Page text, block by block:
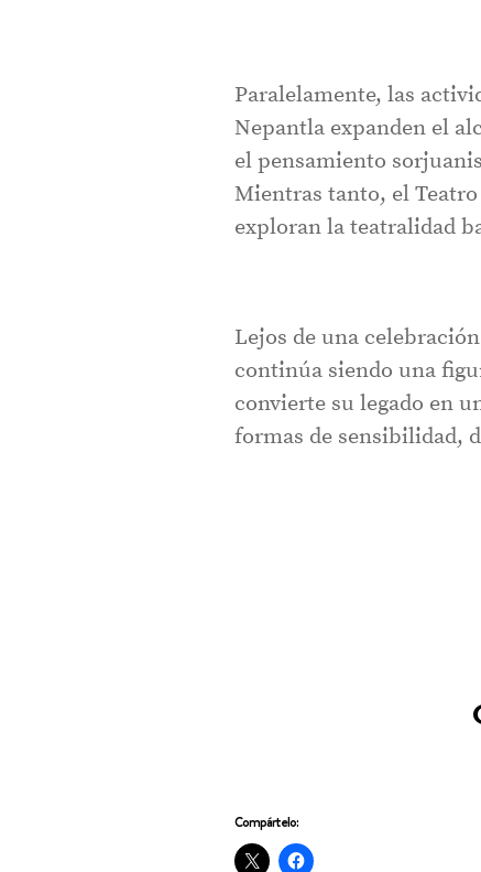
Paralelamente, las
Nepantla expanden el
el pensamiento
Mientras tanto, el
exploran la teatralidad
Lejos de una
continúa siendo una
convierte su legado en
formas de sensibilidad,
Compártelo: